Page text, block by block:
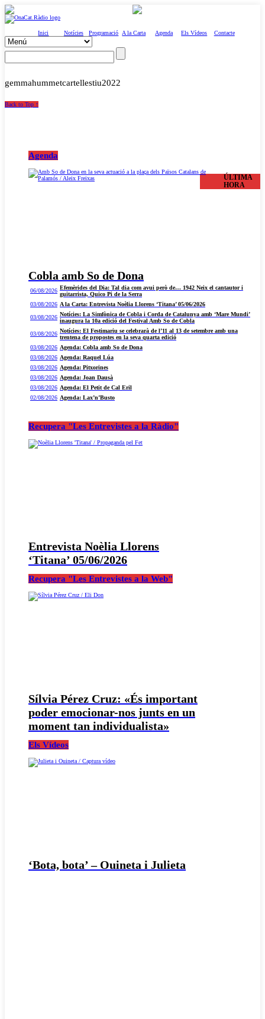
Inici Notícies Programació A la Carta Agenda Els Vídeos Contacte
gemmahummetcartellestiu2022
Back to Top ↑
Agenda
Cobla amb So de Dona
ÚLTIMA
HORA
06/08/2026 Efemèrides del Dia: Tal dia com avui però de… 1942 Neix el cantautor i
guitarrista, Quico Pi de la Serra
03/08/2026 A la Carta: Entrevista Noèlia Llorens ‘Titana’ 05/06/2026
03/08/2026 Notícies: La Simfònica de Cobla i Corda de Catalunya amb ‘Mare Mundi’
inaugura la 10a edició del Festival Amb So de Cobla
03/08/2026 Notícies: El Festimariu se celebrarà de l’11 al 13 de setembre amb una
trentena de propostes en la seva quarta edició
03/08/2026 Agenda: Cobla amb So de Dona
03/08/2026 Agenda: Raquel Lúa
03/08/2026 Agenda: Pitxorines
03/08/2026 Agenda: Joan Dausà
03/08/2026 Agenda: El Petit de Cal Eril
02/08/2026 Agenda: Lax’n’Busto
Recupera "Les Entrevistes a la Ràdio"
Entrevista Noèlia Llorens
‘Titana’ 05/06/2026
Recupera "Les Entrevistes a la Web"
Sílvia Pérez Cruz: «És important
poder emocionar-nos junts en un
moment tan individualista»
Els Vídeos
‘Bota, bota’ – Ouineta i Julieta